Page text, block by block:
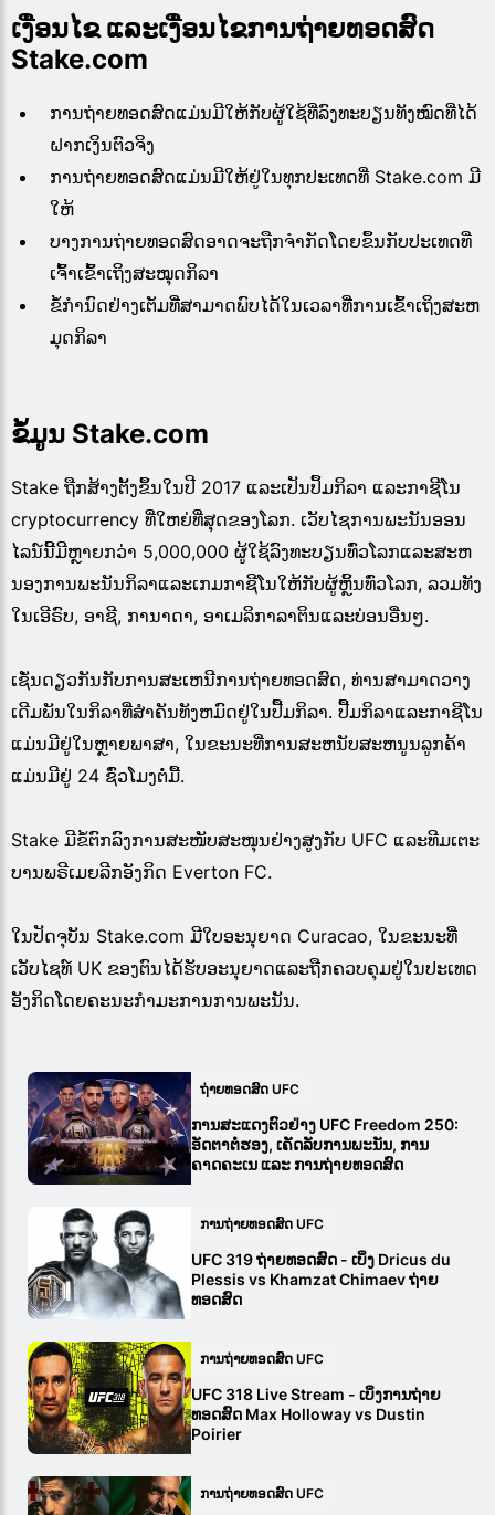
ເງື່ອນໄຂ ແລະເງື່ອນໄຂການຖ່າຍທອດສົດ
Stake.com
ການຖ່າຍທອດສົດແມ່ນມີໃຫ້ກັບຜູ້ໃຊ້ທີ່ລົງທະບຽນທັງໝົດທີ່ໄດ້
ຝາກເງິນຕົວຈິງ
ການຖ່າຍທອດສົດແມ່ນມີໃຫ້ຢູ່ໃນທຸກປະເທດທີ່ Stake.com ມີ
ໃຫ້
ບາງການຖ່າຍທອດສົດອາດຈະຖືກຈຳກັດໂດຍຂຶ້ນກັບປະເທດທີ່
ເຈົ້າເຂົ້າເຖິງສະໝຸດກິລາ
ຂໍ້​ກໍາ​ນົດ​ຢ່າງ​ເຕັມ​ທີ່​ສາ​ມາດ​ພົບ​ໄດ້​ໃນ​ເວ​ລາ​ທີ່​ການ​ເຂົ້າ​ເຖິງ​ສະ​ຫ
ມຸດ​ກິ​ລາ​
ຂໍ້ມູນ Stake.com
Stake ຖືກສ້າງຕັ້ງຂຶ້ນໃນປີ 2017 ແລະເປັນປຶ້ມກິລາ ແລະກາຊີໂນ
cryptocurrency ທີ່ໃຫຍ່ທີ່ສຸດຂອງໂລກ. ເວັບໄຊການພະນັນອອນ
ໄລນ໌ນີ້ມີຫຼາຍກວ່າ 5,000,000 ຜູ້ໃຊ້ລົງທະບຽນທົ່ວໂລກແລະສະຫ
ນອງການພະນັນກິລາແລະເກມກາຊີໂນໃຫ້ກັບຜູ້ຫຼິ້ນທົ່ວໂລກ, ລວມທັງ
ໃນເອີຣົບ, ອາຊີ, ການາດາ, ອາເມລິກາລາຕິນແລະບ່ອນອື່ນໆ.
ເຊັ່ນດຽວກັນກັບການສະເຫນີການຖ່າຍທອດສົດ, ທ່ານສາມາດວາງ
ເດີມພັນໃນກິລາທີ່ສໍາຄັນທັງຫມົດຢູ່ໃນປື້ມກິລາ. ປື້ມກິລາແລະກາຊີໂນ
ແມ່ນມີຢູ່ໃນຫຼາຍພາສາ, ໃນຂະນະທີ່ການສະຫນັບສະຫນູນລູກຄ້າ
ແມ່ນມີຢູ່ 24 ຊົ່ວໂມງຕໍ່ມື້.
Stake ມີຂໍ້ຕົກລົງການສະໜັບສະໜຸນຢ່າງສູງກັບ UFC ແລະທີມເຕະ
ບານພຣີເມຍລີກອັງກິດ Everton FC.
ໃນປັດຈຸບັນ Stake.com ມີໃບອະນຸຍາດ Curacao, ໃນຂະນະທີ່
ເວັບໄຊທ໌ UK ຂອງຕົນໄດ້ຮັບອະນຸຍາດແລະຖືກຄວບຄຸມຢູ່ໃນປະເທດ
ອັງກິດໂດຍຄະນະກໍາມະການການພະນັນ.
ຖ່າຍທອດສົດ UFC
ການສະແດງຕົວຢ່າງ UFC Freedom 250:
ອັດຕາຕໍ່ຮອງ, ເຄັດລັບການພະນັນ, ການ
ຄາດຄະເນ ແລະ ການຖ່າຍທອດສົດ
ການຖ່າຍທອດສົດ UFC
UFC 319 ຖ່າຍທອດສົດ - ເບິ່ງ Dricus du
Plessis vs Khamzat Chimaev ຖ່າຍ
ທອດສົດ
ການຖ່າຍທອດສົດ UFC
UFC 318 Live Stream - ເບິ່ງການຖ່າຍ
ທອດສົດ Max Holloway vs Dustin
Poirier
ການຖ່າຍທອດສົດ UFC